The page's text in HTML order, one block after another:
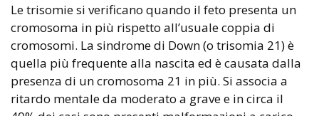
Le trisomie si verificano quando il feto presenta un
cromosoma in più rispetto all’usuale coppia di
cromosomi. La sindrome di Down (o trisomia 21) è
quella più frequente alla nascita ed è causata dalla
presenza di un cromosoma 21 in più. Si associa a
ritardo mentale da moderato a grave e in circa il